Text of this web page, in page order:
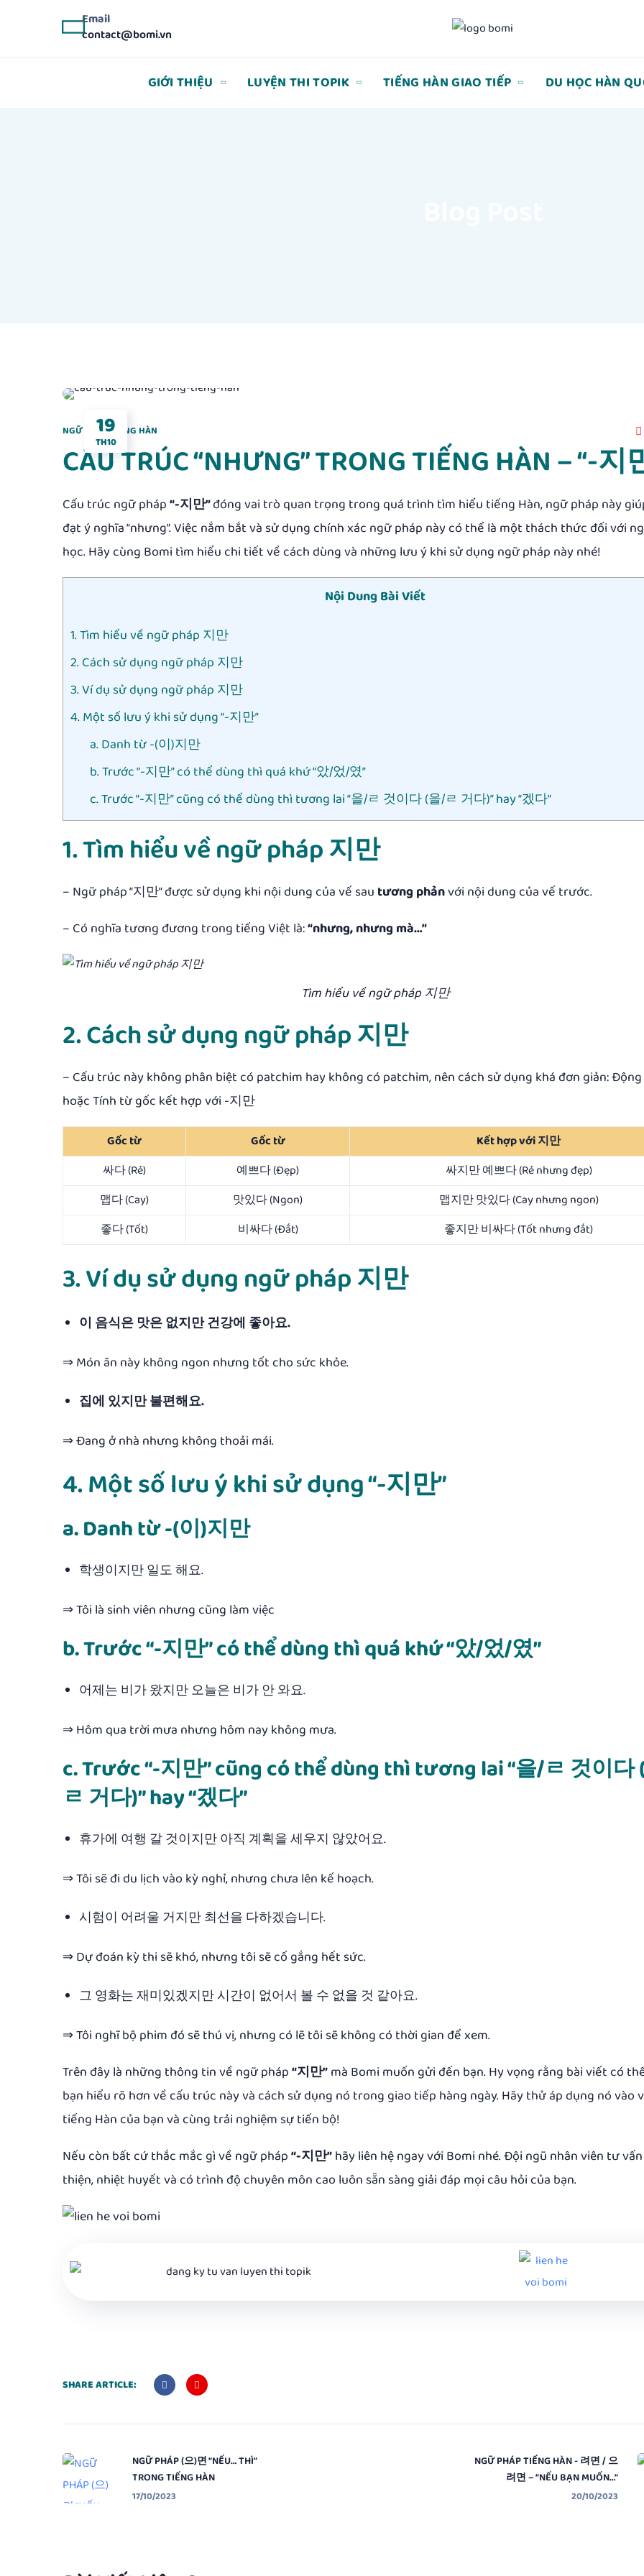
Email
contact@bomi.vn
GIỚI THIỆU LUYỆN THI TOPIK TIẾNG HÀN GIAO TIẾP DU HỌC HÀN
19
TH10
NGỮ PHÁP TIẾNG HÀN
CẤU TRÚC “NHƯNG” TRONG TIẾNG HÀN – “-지
Cấu trúc ngữ pháp“-지만”đóng vai trò quan trọng trong quá trình tìm hiểu tiếng Hàn, ngữ pháp này
đạt ý nghĩa “nhưng”. Việc nắm bắt và sử dụng chính xác ngữ pháp này có thể là một thách thức đối với
học. Hãy cùng Bomi tìm hiểu chi tiết về cách dùng và những lưu ý khi sử dụng ngữ pháp này nhé!
Nội Dung Bài Viết
1. Tìm hiểu về ngữ pháp 지만
2. Cách sử dụng ngữ pháp 지만
3. Ví dụ sử dụng ngữ pháp 지만
4. Một số lưu ý khi sử dụng “-지만”
a. Danh từ -(이)지만
b. Trước “-지만” có thể dùng thì quá khứ “았/었/였”
c. Trước “-지만” cũng có thể dùng thì tương lai “을/ㄹ 것이다 (을/ㄹ 거다)” hay “겠다”
1. Tìm hiểu về ngữ pháp 지만
– Ngữ pháp “지만” được sử dụng khi nội dung của vế sau tương phảnvới nội dung của vế trước.
– Có nghĩa tương đương trong tiếng Việt là:“nhưng, nhưng mà…”
Tìm hiểu về ngữ pháp 지만
2. Cách sử dụng ngữ pháp 지만
– Cấu trúc này không phân biệt có patchim hay không có patchim, nên cách sử dụng khá đơn giản:
hoặc Tính từ gốc kết hợp với -지만
Gốc từ Gốc từ
Kết hợp với 지만
싸다 (Rẻ)
예쁘다 (Đẹp)
싸지만 예쁘다 (Rẻ nhưng đẹp)
맵다 (Cay)
맛있다 (Ngon)
맵지만 맛있다 (Cay nhưng ngon)
좋다 (Tốt)
비싸다 (Đắt) 좋지만 비싸다 (Tốt nhưng đắt)
3. Ví dụ sử dụng ngữ pháp 지만
이 음식은 맛은 없지만 건강에 좋아요.
⇒ Món ăn này không ngon nhưng tốt cho sức khỏe.
집에 있지만 불편해요.
⇒ Đang ở nhà nhưng không thoải mái.
4. Một số lưu ý khi sử dụng “-지만”
a. Danh từ -(이)지만
학생이지만 일도 해요.
⇒ Tôi là sinh viên nhưng cũng làm việc
b. Trước “-지만” có thể dùng thì quá khứ “았/었/였”
어제는 비가 왔지만 오늘은 비가 안 와요.
⇒ Hôm qua trời mưa nhưng hôm nay không mưa.
c. Trước “-지만” cũng có thể dùng thì tương lai “을/ㄹ 것이다
ㄹ 거다)” hay “겠다”
휴가에 여행 갈 것이지만 아직 계획을 세우지 않았어요.
⇒ Tôi sẽ đi du lịch vào kỳ nghỉ, nhưng chưa lên kế hoạch.
시험이 어려울 거지만 최선을 다하겠습니다.
⇒ Dự đoán kỳ thi sẽ khó, nhưng tôi sẽ cố gắng hết sức.
그 영화는 재미있겠지만 시간이 없어서 볼 수 없을 것 같아요.
⇒ Tôi nghĩ bộ phim đó sẽ thú vị, nhưng có lẽ tôi sẽ không có thời gian để xem.
Trên đây là những thông tin về ngữ pháp“지만”mà Bomi muốn gửi đến bạn. Hy vọng rằng bài viết có
bạn hiểu rõ hơn về cấu trúc này và cách sử dụng nó trong giao tiếp hàng ngày. Hãy thử áp dụng nó vào
tiếng Hàn của bạn và cùng trải nghiệm sự tiến bộ!
Nếu còn bất cứ thắc mắc gì về ngữ pháp“-지만”hãy liên hệ ngay với Bomi nhé. Đội ngũ nhân viên tư
thiện, nhiệt huyết và có trình độ chuyên môn cao luôn sẵn sàng giải đáp mọi câu hỏi của bạn.
SHARE ARTICLE:
NGỮ PHÁP (으)면 “NẾU… THÌ”
TRONG TIẾNG HÀN
17/10/2023
NGỮ PHÁP TIẾNG HÀN - 려면 / 으
려면 – “NẾU BẠN MUỐN…”
20/10/2023